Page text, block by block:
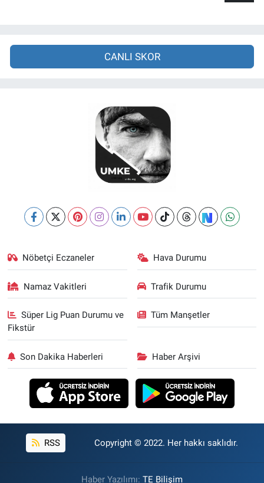
CANLI SKOR
Nöbetçi Eczaneler Hava Durumu
Namaz Vakitleri Trafik Durumu
Süper Lig Puan Durumu ve
Fikstür
Tüm Manşetler
Son Dakika Haberleri Haber Arşivi
RSS Copyright © 2022. Her hakkı saklıdır.
Haber Yazılımı: TE Bilişim